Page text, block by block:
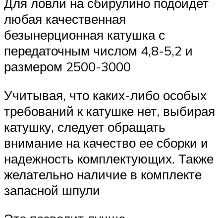
любая качественная
безынерционная катушка с
передаточным числом 4,8-5,2 и
размером 2500-3000
Учитывая, что каких-либо особых
требований к катушке нет, выбирая
катушку, следует обращать
внимание на качество ее сборки и
надежность комплектующих. Также
желательно наличие в комплекте
запасной шпули